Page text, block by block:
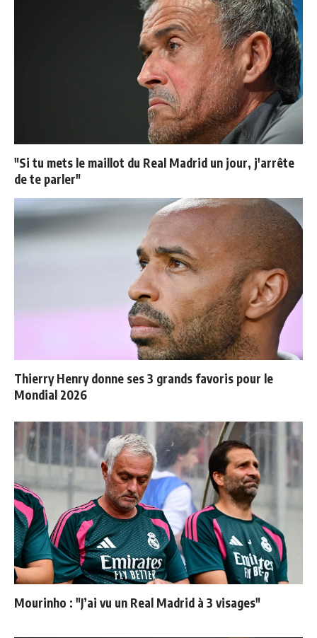
"Si tu mets le maillot du Real Madrid un jour, j'arrête
de te parler"
Thierry Henry donne ses 3 grands favoris pour le
Mondial 2026
Mourinho : "J’ai vu un Real Madrid à 3 visages"